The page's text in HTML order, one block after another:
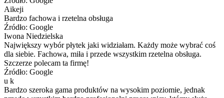
Aikeji
Bardzo fachowa i rzetelna obsługa
Źródło: Google
Iwona Niedzielska
Największy wybór płytek jaki widziałam. Każdy może wybrać coś
dla siebie. Fachowa, miła i przede wszystkim rzetelna obsługa.
Szczerze polecam ta firmę!
Źródło: Google
u k
Bardzo szeroka gama produktów na wysokim poziomie, jednak